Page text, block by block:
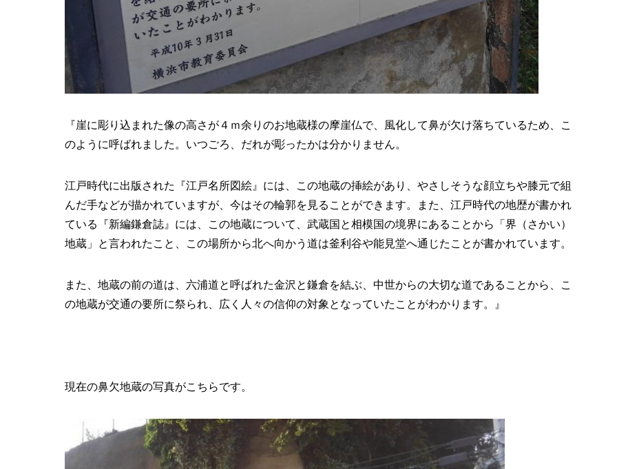
『崖に彫り込まれた像の高さが４ｍ余りのお地蔵様の摩崖仏で、風化して鼻が欠け落ちているため、こ
のように呼ばれました。いつごろ、だれが彫ったかは分かりません。
江戸時代に出版された『江戸名所図絵』には、この地蔵の挿絵があり、やさしそうな顔立ちや膝元で組
んだ手などが描かれていますが、今はその輪郭を見ることができます。また、江戸時代の地歴が書かれ
ている『新編鎌倉誌』には、この地蔵について、武蔵国と相模国の境界にあることから「界（さかい）
地蔵」と言われたこと、この場所から北へ向かう道は釜利谷や能見堂へ通じたことが書かれています。
また、地蔵の前の道は、六浦道と呼ばれた金沢と鎌倉を結ぶ、中世からの大切な道であることから、こ
の地蔵が交通の要所に祭られ、広く人々の信仰の対象となっていたことがわかります。』
現在の鼻欠地蔵の写真がこちらです。